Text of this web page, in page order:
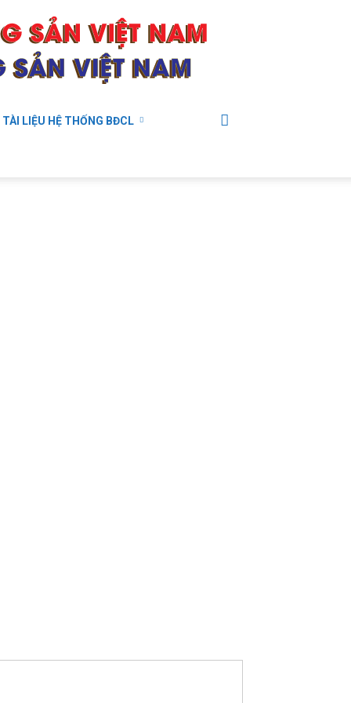
TÀI LIỆU HỆ THỐNG BĐCL